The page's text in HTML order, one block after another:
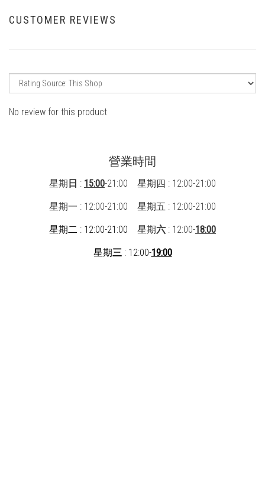
CUSTOMER REVIEWS
No review for this product
營業時間
星期 日 : 15:00-21:00 星期四 : 12:00-21:00
星期一 : 12:00-21:00 星期五 : 12:00-21:00
星期二 : 12:00-21:00 星期六 : 12:00-18:00
星期三: 12:00-19:00